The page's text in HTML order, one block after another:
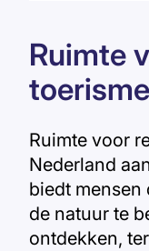
Ruimte
toerisme
Ruimte voor
Nederland
biedt mensen
de natuur te
ontdekken,